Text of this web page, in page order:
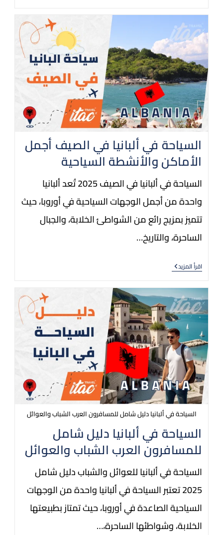
السياحة في ألبانيا في الصيف أجمل
الأماكن والأنشطة السياحية
السياحة في ألبانيا في الصيف 2025 تُعد ألبانيا
واحدة من أجمل الوجهات السياحية في أوروبا، حيث
تتميز بمزيج رائع من الشواطئ الخلابة، والجبال
الساحرة، والتاريخ…
اقرأ المزيد
السياحة في ألبانيا دليل شامل للمسافرون العرب الشباب والعوائل
السياحة في ألبانيا دليل شامل
للمسافرون العرب الشباب والعوائل
السياحة في ألبانيا للعوائل والشباب دليل شامل
2025 تعتبر السياحة في ألبانيا واحدة من الوجهات
السياحية الصاعدة في أوروبا، حيث تمتاز بطبيعتها
الخلابة، وشواطئها الساحرة،…